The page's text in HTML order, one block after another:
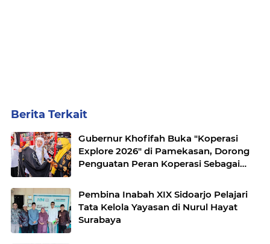
Berita Terkait
Gubernur Khofifah Buka "Koperasi
Explore 2026" di Pamekasan, Dorong
Penguatan Peran Koperasi Sebagai
Sekaligus Perluas Akses Promosi
Pelaku UMKM
Pembina Inabah XIX Sidoarjo Pelajari
Tata Kelola Yayasan di Nurul Hayat
Surabaya